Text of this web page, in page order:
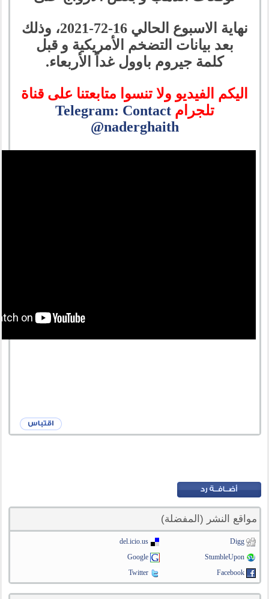
نهاية الاسبوع الحالي 16-72-2021، وذلك
بعد بيانات التضخم الأمريكية و قبل
كلمة جيروم باوول غداً الأربعاء.
اليكم الفيديو ولا تنسوا متابعتنا على قناة
تلجرامTelegram: Contact
@naderghaith
مواقع النشر (المفضلة)
Digg
del.icio.us
StumbleUpon
Google
Facebook
Twitter